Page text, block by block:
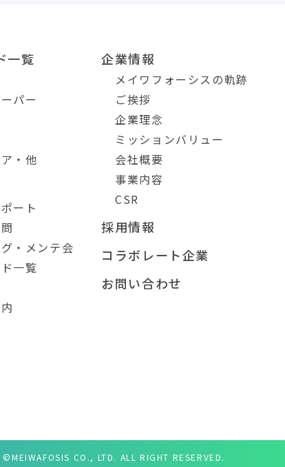
一覧
パー
・他
ート
・メンテ会
一覧
企業情報
メイワフォーシスの軌跡
ご挨拶
企業理念
ミッションバリュー
会社概要
事業内容
CSR
採用情報
コラボレート企業
お問い合わせ
©MEIWAFOSIS CO., LTD. ALL RIGHT RESERVED.